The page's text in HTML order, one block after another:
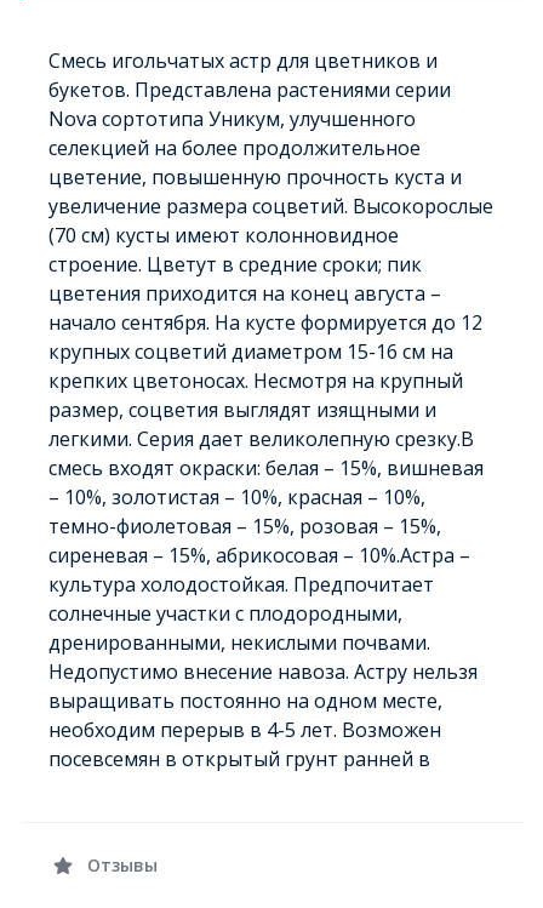
Смесь игольчатых астр для цветников и
букетов. Представлена растениями серии
Nova сортотипа Уникум, улучшенного
селекцией на более продолжительное
цветение, повышенную прочность куста и
увеличение размера соцветий. Высокорослые
(70 см) кусты имеют колонновидное
строение. Цветут в средние сроки; пик
цветения приходится на конец августа –
начало сентября. На кусте формируется до 12
крупных соцветий диаметром 15-16 см на
крепких цветоносах. Несмотря на крупный
размер, соцветия выглядят изящными и
легкими. Серия дает великолепную срезку.В
смесь входят окраски: белая – 15%, вишневая
– 10%, золотистая – 10%, красная – 10%,
темно-фиолетовая – 15%, розовая – 15%,
сиреневая – 15%, абрикосовая – 10%.Астра –
культура холодостойкая. Предпочитает
солнечные участки с плодородными,
дренированными, некислыми почвами.
Недопустимо внесение навоза. Астру нельзя
выращивать постоянно на одном месте,
необходим перерыв в 4-5 лет. Возможен
посевсемян в открытый грунт ранней в
Отзывы